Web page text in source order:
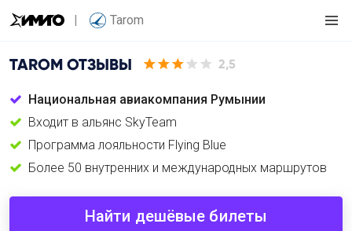
Tarom
TAROM ОТЗЫВЫ 2,5
Национальная авиакомпания Румынии
Входит в альянс SkyTeam
Программа лояльности Flying Blue
Более 50 внутренних и международных маршрутов
Найти дешёвые билеты